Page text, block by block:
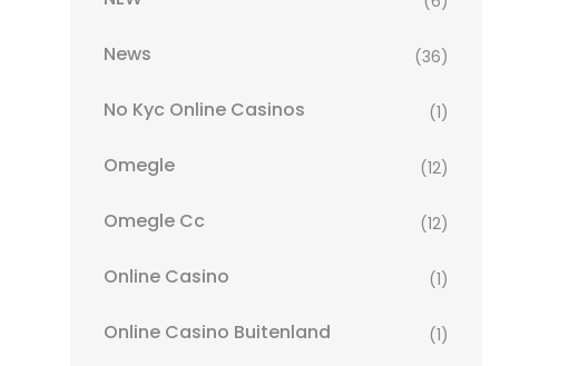
News (36)
No Kyc Online Casinos (1)
Omegle (12)
Omegle Cc (12)
Online Casino (1)
Online Casino Buitenland (1)